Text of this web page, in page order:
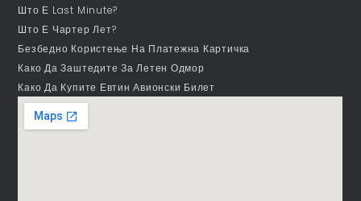
Што Е Last Minute?
Што Е Чартер Лет?
Безбедно Користење На Платежна Картичка
Како Да Заштедите За Летен Одмор
Како Да Купите Евтин Авионски Билет